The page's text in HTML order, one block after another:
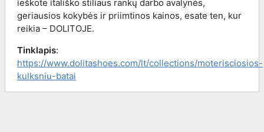
ieškote itališko stiliaus rankų darbo avalynės,
geriausios kokybės ir priimtinos kainos, esate ten, kur
reikia – DOLITOJE.
Tinklapis:
https://www.dolitashoes.com/lt/collections/moterisciosios-
kulksniu-batai